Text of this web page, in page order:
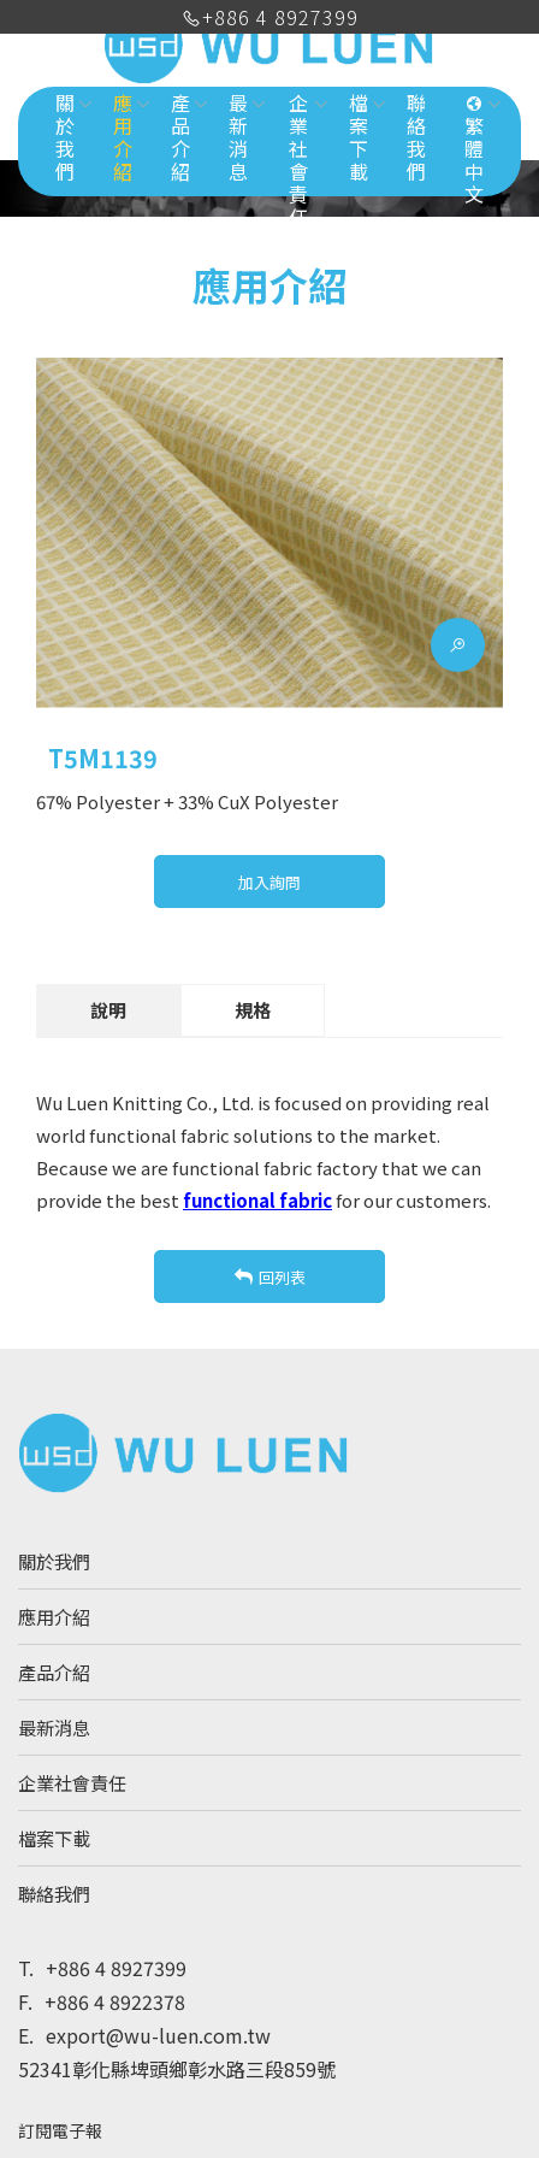
關
於
我
們
應
用
介
紹
產
品
介
紹
最
新
消
息
企
業
社
會
責
任
檔
案
下
載
聯
絡
我
們
繁
體
中
文
應用介紹
T5M1139
67% Polyester + 33% CuX Polyester
加入詢問
說明 規格
Wu Luen Knitting Co., Ltd. is focused on providing real
world functional fabric solutions to the market.
Because we are functional fabric factory that we can
provide the bestfunctional fabricfor our customers.
回列表
T. +886 4 8927399
F. +886 4 8922378
E. export@wu-luen.com.tw
52341彰化縣埤頭鄉彰水路三段859號
關於我們
應用介紹
產品介紹
最新消息
企業社會責任
檔案下載
聯絡我們
訂閱電子報
+886 4 8927399